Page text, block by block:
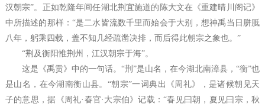
汉朝宗”。正如乾隆年间任湖北荆宜施道的陈大文在《重建晴川阁记》
中所描述的那样：“是二水皆流数千里而始会于大别，想神禹当日胼胝
八年，躬乘四载，盖不知几经疏凿决排，而后得此朝宗之象也。”
“荆及衡阳惟荆州，江汉朝宗于海”。
这是《禹贡》中的一句话。“荆”是山名，在今湖北南漳县，“衡”也
是山名，在今湖南衡山县。“朝宗”一词典出《周礼》，是诸候朝见天
子的意思，据《周礼·春官·大宗伯》记载：“春见曰朝，夏见曰宗，秋